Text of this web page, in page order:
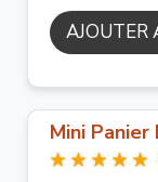
AJOUTER
Mini